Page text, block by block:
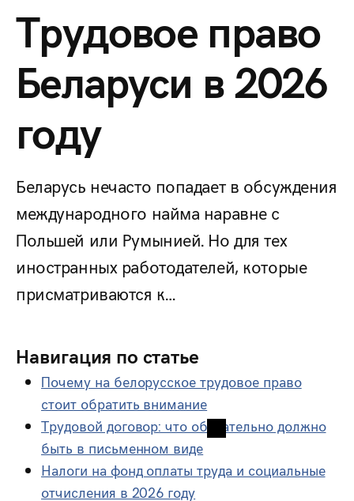
Трудовое право
Беларуси в 2026
году
Беларусь нечасто попадает в обсуждения
международного найма наравне с
Польшей или Румынией. Но для тех
иностранных работодателей, которые
присматриваются к…
Навигация по статье
Почему на белорусское трудовое право
стоит обратить внимание
Трудовой договор: что обязательно должно
быть в письменном виде
Налоги на фонд оплаты труда и социальные
отчисления в 2026 году